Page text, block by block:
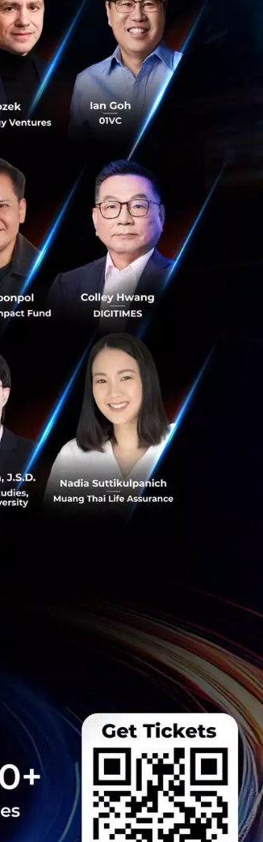
gamescom asia x
Thailand Game Show
2026 มหกรรมเกมครั้งใหญ่
แห่งปี ปักหมุดกรุงเทพสู่
ศูนย์กลางเกมอาเซียน
Techsauce
Team
0
PR News gamescom-asia
มหกรรมเกมระดับโลก
Conicle เปิดตัว 'Conicle
Skills' แพลตฟอร์มพัฒนา
ทักษะแห่งอนาคต พลิกองค์กรสู่
Skills-Based อัปเกรด
แรงงานไทยรับมือทุกวิกฤต
กรกฎาคม 27, 2026 | ByTechsauce
Team
PR News แรงงาน conicle การเรียน
ประเทศไทย
ฟิวชั่น โซลูชั่น ตั้ง ‘ธนธรณ์ ชูชาติ
HR Technology
Betagro Ventures จับเท
รนด์ผู้บริโภคยุคดิจิทัล ชูโมเดล
ครัวเดลิเวอรี ปลดล็อก SME
เติบโตรับวิถีอาหารออนไลน์
กรกฎาคม 22, 2026 | ByTechsauce
Team